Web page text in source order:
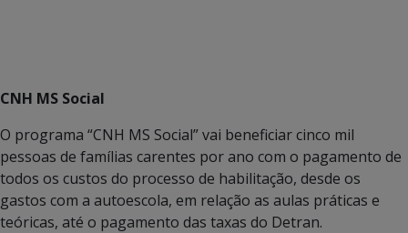
CNH MS Social
O programa “CNH MS Social” vai beneficiar cinco mil
pessoas de famílias carentes por ano com o pagamento de
todos os custos do processo de habilitação, desde os
gastos com a autoescola, em relação as aulas práticas e
teóricas, até o pagamento das taxas do Detran.